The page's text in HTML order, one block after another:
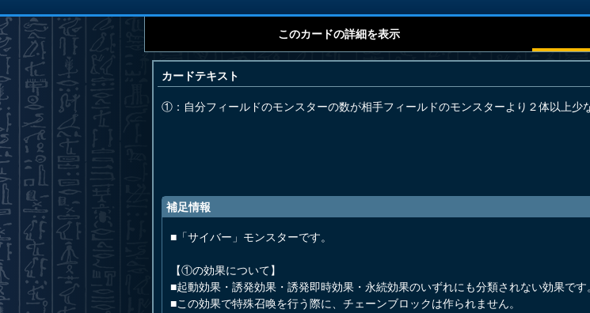
このカードの詳細を表示
カードテキスト
①：自分フィールドのモンスターの数が相手フィールドのモンスターより２体以上少
補足情報
■「サイバー」モンスターです。
【①の効果について】
■起動効果・誘発効果・誘発即時効果・永続効果のいずれにも分類されない効果です
■この効果で特殊召喚を行う際に、チェーンブロックは作られません。